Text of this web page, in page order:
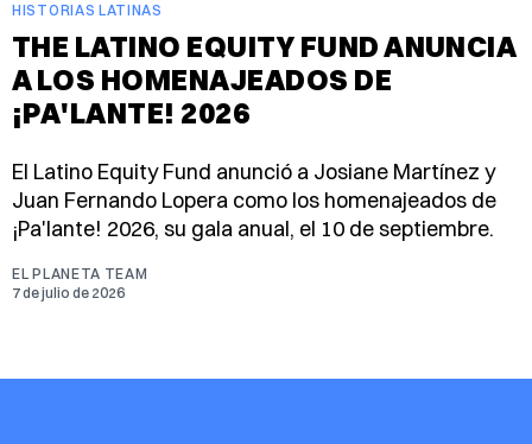
HISTORIAS LATINAS
THE LATINO EQUITY FUND ANUNCIA
A LOS HOMENAJEADOS DE
¡PA'LANTE! 2026
El Latino Equity Fund anunció a Josiane Martínez y
Juan Fernando Lopera como los homenajeados de
¡Pa'lante! 2026, su gala anual, el 10 de septiembre.
EL PLANETA TEAM
7 de julio de 2026